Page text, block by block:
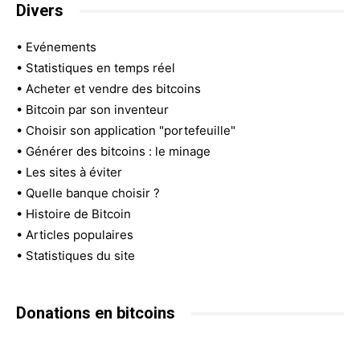
Divers
• Evénements
• Statistiques en temps réel
• Acheter et vendre des bitcoins
• Bitcoin par son inventeur
• Choisir son application "portefeuille"
• Générer des bitcoins : le minage
• Les sites à éviter
• Quelle banque choisir ?
• Histoire de Bitcoin
• Articles populaires
• Statistiques du site
Donations en bitcoins